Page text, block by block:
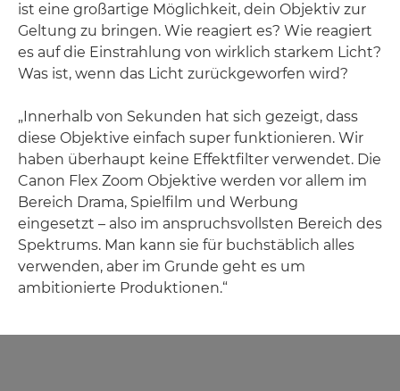
ist eine großartige Möglichkeit, dein Objektiv zur
Geltung zu bringen. Wie reagiert es? Wie reagiert
es auf die Einstrahlung von wirklich starkem Licht?
Was ist, wenn das Licht zurückgeworfen wird?
„Innerhalb von Sekunden hat sich gezeigt, dass
diese Objektive einfach super funktionieren. Wir
haben überhaupt keine Effektfilter verwendet. Die
Canon Flex Zoom Objektive werden vor allem im
Bereich Drama, Spielfilm und Werbung
eingesetzt – also im anspruchsvollsten Bereich des
Spektrums. Man kann sie für buchstäblich alles
verwenden, aber im Grunde geht es um
ambitionierte Produktionen.“